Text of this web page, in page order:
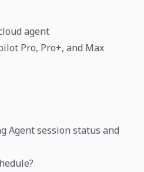
agent
Pro, Pro+, and Max
Agent session status and